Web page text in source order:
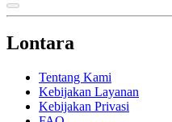
Lontara
Tentang Kami
Kebijakan Layanan
Kebijakan Privasi